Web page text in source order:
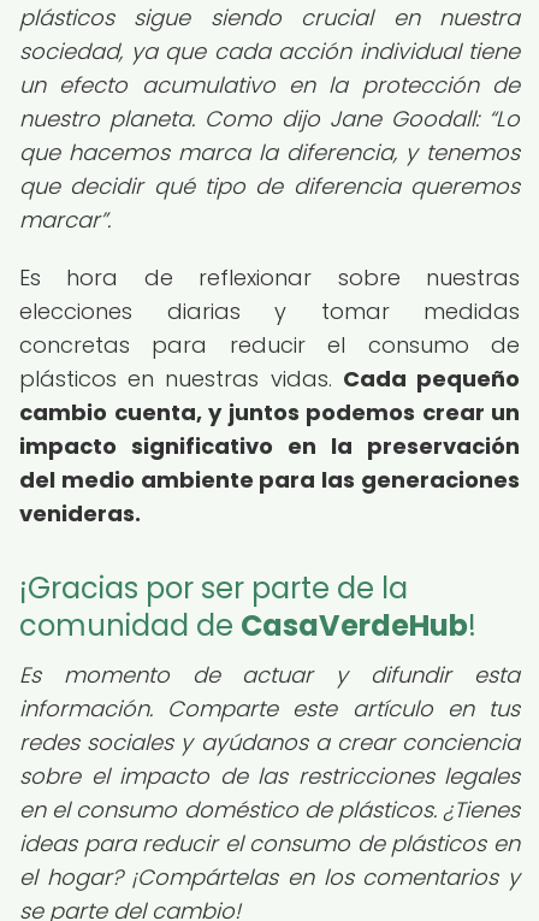
plásticos sigue siendo crucial en nuestra
sociedad, ya que cada acción individual tiene
un efecto acumulativo en la protección de
nuestro planeta. Como dijo Jane Goodall: Lo
que hacemos marca la diferencia, y tenemos
que decidir qué tipo de diferencia queremos
marcar .
Es hora de reflexionar sobre nuestras
elecciones diarias y tomar medidas
concretas para reducir el consumo de
plásticos en nuestras vidas. Cada pequeño
cambio cuenta, y juntos podemos crear un
impacto significativo en la preservación
del medio ambiente para las generaciones
venideras.
¡Gracias por ser parte de la
comunidad de CasaVerdeHub!
Es momento de actuar y difundir esta
información. Comparte este artículo en tus
redes sociales y ayúdanos a crear conciencia
sobre el impacto de las restricciones legales
en el consumo doméstico de plásticos. ¿Tienes
ideas para reducir el consumo de plásticos en
el hogar? ¡Compártelas en los comentarios y
se parte del cambio!